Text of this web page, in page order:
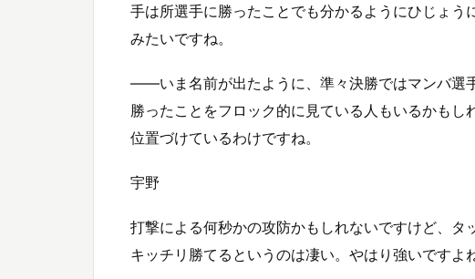
手は所選手に勝ったことでも分かるようにひじょ
みたいですね。
――いま名前が出たように、準々決勝ではマンバ選
勝ったことをフロック的に見ている人もいるかも
位置づけているわけですね。
宇野
打撃による何秒かの攻防かもしれないですけど、
キッチリ勝てるというのは凄い。やはり強いですよね